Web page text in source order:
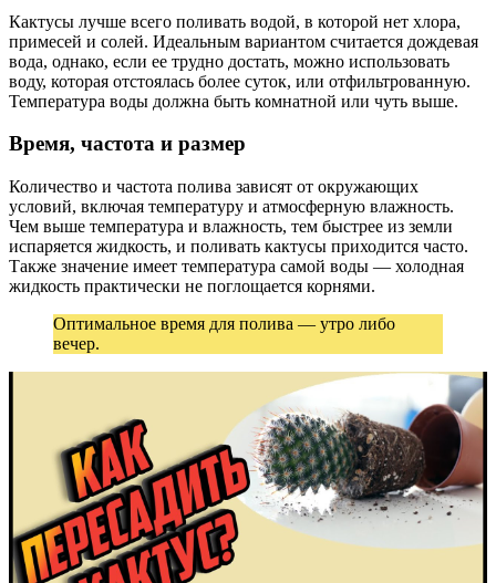
Кактусы лучше всего поливать водой, в которой нет хлора,
примесей и солей. Идеальным вариантом считается дождевая
вода, однако, если ее трудно достать, можно использовать
воду, которая отстоялась более суток, или отфильтрованную.
Температура воды должна быть комнатной или чуть выше.
Время, частота и размер
Количество и частота полива зависят от окружающих
условий, включая температуру и атмосферную влажность.
Чем выше температура и влажность, тем быстрее из земли
испаряется жидкость, и поливать кактусы приходится часто.
Также значение имеет температура самой воды — холодная
жидкость практически не поглощается корнями.
Оптимальное время для полива — утро либо
вечер.